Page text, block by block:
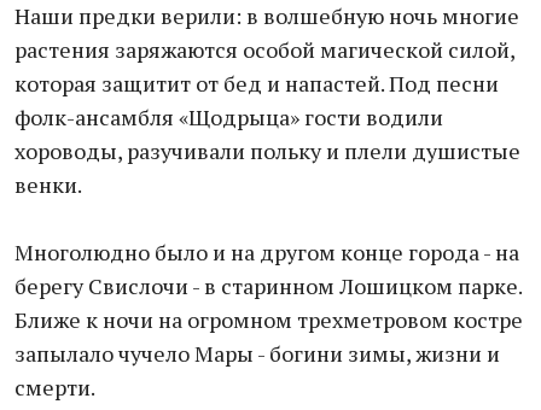
Наши предки верили: в волшебную ночь многие
растения заряжаются особой магической силой,
которая защитит от бед и напастей. Под песни
фолк-ансамбля «Щодрыца» гости водили
хороводы, разучивали польку и плели душистые
венки.
Многолюдно было и на другом конце города - на
берегу Свислочи - в старинном Лошицком парке.
Ближе к ночи на огромном трехметровом костре
запылало чучело Мары - богини зимы, жизни и
смерти.